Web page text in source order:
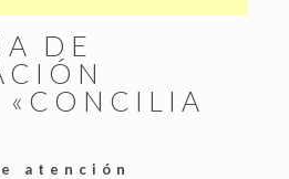
DE
«CONCILIA
atención